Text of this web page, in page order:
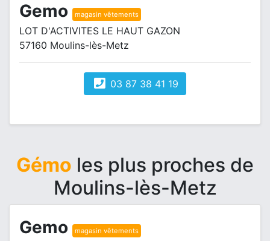
Gemo magasin vêtements
LOT D'ACTIVITES LE HAUT GAZON
57160 Moulins-lès-Metz
03 87 38 41 19
Gémo les plus proches de
Moulins-lès-Metz
Gemo magasin vêtements